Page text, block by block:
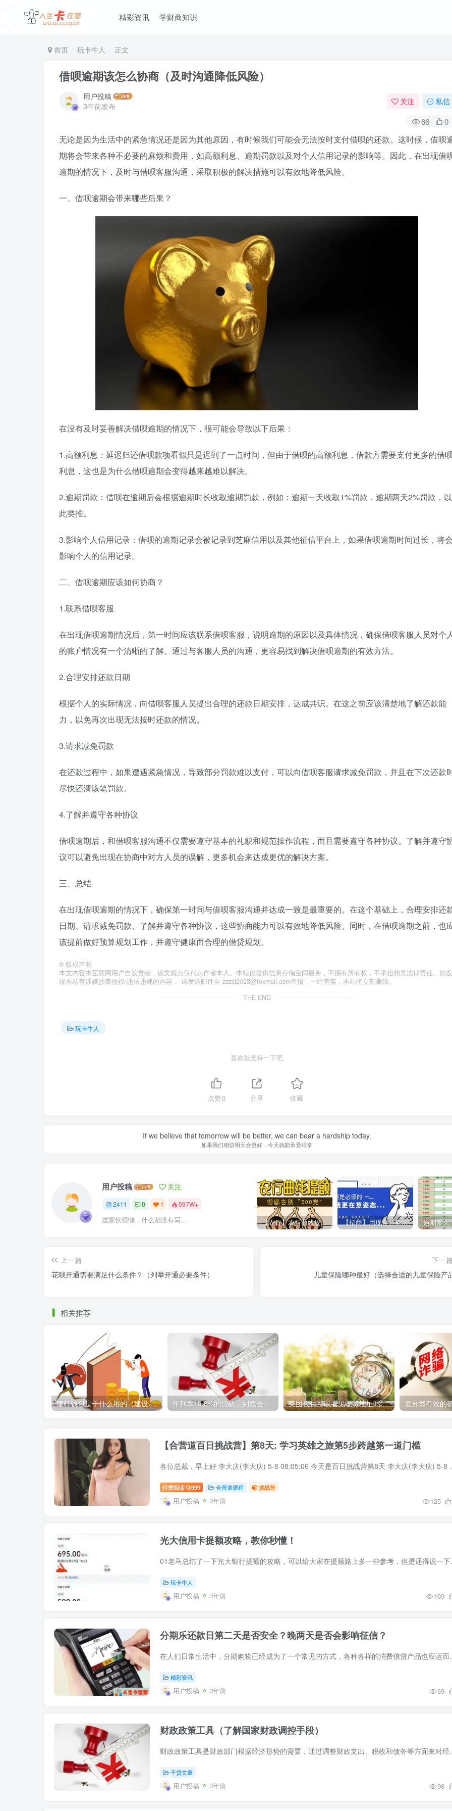
精彩资讯 学财商知识
首页 玩卡牛人 正文
借呗逾期该怎么协商（及时沟通降低风险）
用户投稿
3年前发布
关注 私信
66 0
无论是因为生活中的紧急情况还是因为其他原因，有时候我们可能会无法按时支付借呗的还款。这时候，借呗
期将会带来各种不必要的麻烦和费用，如高额利息、逾期罚款以及对个人信用记录的影响等。因此，在出现借
逾期的情况下，及时与借呗客服沟通，采取积极的解决措施可以有效地降低风险。
一、借呗逾期会带来哪些后果？
在没有及时妥善解决借呗逾期的情况下，很可能会导致以下后果：
1.高额利息：延迟归还借呗款项看似只是迟到了一点时间，但由于借呗的高额利息，借款方需要支付更多的借
利息，这也是为什么借呗逾期会变得越来越难以解决。
2.逾期罚款：借呗在逾期后会根据逾期时长收取逾期罚款，例如：逾期一天收取1%罚款，逾期两天2%罚款，以
此类推。
3.影响个人信用记录：借呗的逾期记录会被记录到芝麻信用以及其他征信平台上，如果借呗逾期时间过长，将
影响个人的信用记录。
二、借呗逾期应该如何协商？
1.联系借呗客服
在出现借呗逾期情况后，第一时间应该联系借呗客服，说明逾期的原因以及具体情况，确保借呗客服人员对个
的账户情况有一个清晰的了解。通过与客服人员的沟通，更容易找到解决借呗逾期的有效方法。
2.合理安排还款日期
根据个人的实际情况，向借呗客服人员提出合理的还款日期安排，达成共识。在这之前应该清楚地了解还款能
力，以免再次出现无法按时还款的情况。
3.请求减免罚款
在还款过程中，如果遭遇紧急情况，导致部分罚款难以支付，可以向借呗客服请求减免罚款，并且在下次还款
尽快还清该笔罚款。
4.了解并遵守各种协议
借呗逾期后，和借呗客服沟通不仅需要遵守基本的礼貌和规范操作流程，而且需要遵守各种协议。了解并遵守
议可以避免出现在协商中对方人员的误解，更多机会来达成更优的解决方案。
三、总结
在出现借呗逾期的情况下，确保第一时间与借呗客服沟通并达成一致是最重要的。在这个基础上，合理安排还
日期、请求减免罚款、了解并遵守各种协议，这些协商能力可以有效地降低风险。同时，在借呗逾期之前，也
该提前做好预算规划工作，并遵守健康而合理的借贷规划。
© 版权声明
本文内容由互联网用户自发贡献，该文观点仅代表作者本人。本站仅提供信息存储空间服务，不拥有所有权，不承担相关法律责任。如发
现本站有涉嫌抄袭侵权/违法违规的内容， 请发送邮件至 zzzsj2023@foxmail.com举报，一经查实，本站将立刻删除。
THE END
玩卡牛人
喜欢就支持一下吧
点赞0 分享 收藏
If we believe that tomorrow will be better, we can bear a hardship today.
如果我们相信明天会更好，今天就能承受艰辛
用户投稿 关注
2411 0 1 597W+
这家伙很懒，什么都没有写... 【农行】农行曲线提额，彻底告别“500党” 【招商】用现金分期提额，额度直上6万
上一篇
花呗开通需要满足什么条件？（列举开通必要条件）
下一
儿童保险哪种最好（选择合适的儿童保险产
相关推荐
建行钱包是干什么用的（建设银行钱包的功能和用途简介） 年利率19.8%的贷款，到底会多还多少呢？ 美团代付可以看见收货地址吗(使用美团代付时，对方能否看到收货地址)
【合营道百日挑战营】第8天: 学习英雄之旅第5步跨越第一道门槛
各位总裁，早上好 李大庆(李大庆) 5-
付费阅读 999 合营道课程 挑战营
用户投稿 3年前 125
光大信用卡提额攻略，教你秒懂！
01老马总结了一下光大
玩卡牛人
用户投稿 3年前 109
分期乐还款日第二天是否安全？晚两天是否会影响征信？
在人们日常生活中，分期购物已经成为
精彩资讯
用户投稿 3年前 69
财政政策工具（了解国家财政调控手段）
财政政策工具是财政部门根据经济形势
干贷文章
用户投稿 3年前 98